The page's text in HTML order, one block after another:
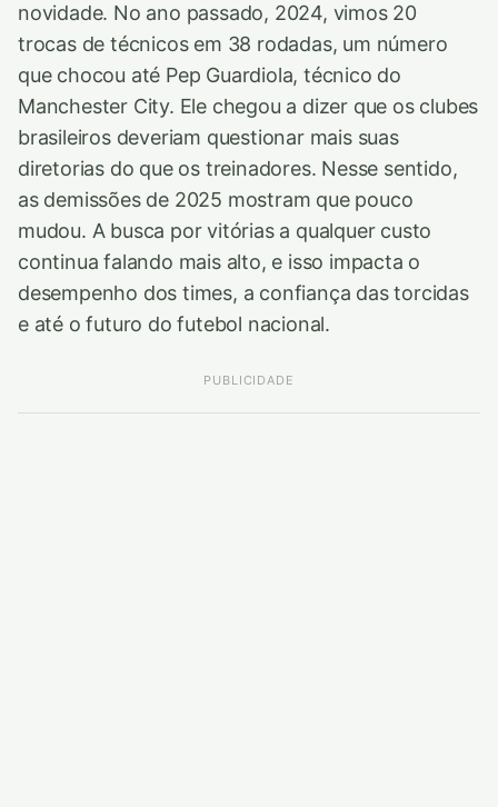
novidade. No ano passado, 2024, vimos 20
trocas de técnicos em 38 rodadas, um número
que chocou até Pep Guardiola, técnico do
Manchester City. Ele chegou a dizer que os clubes
brasileiros deveriam questionar mais suas
diretorias do que os treinadores. Nesse sentido,
as demissões de 2025 mostram que pouco
mudou. A busca por vitórias a qualquer custo
continua falando mais alto, e isso impacta o
desempenho dos times, a confiança das torcidas
e até o futuro do futebol nacional.
PUBLICIDADE